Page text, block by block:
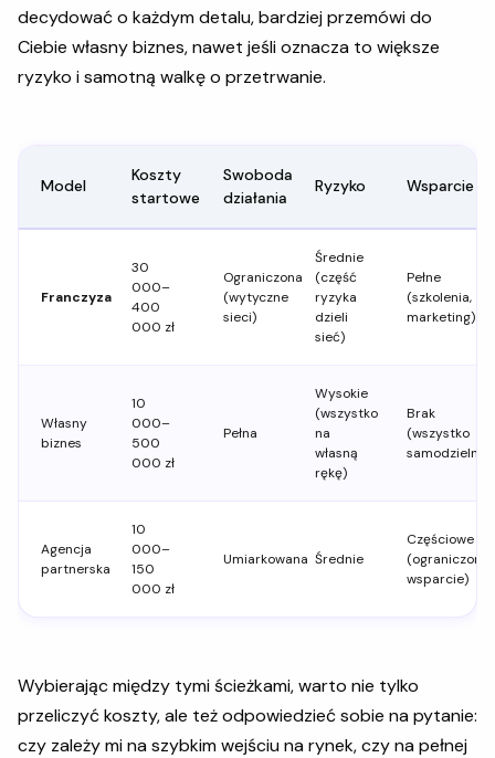
decydować o każdym detalu, bardziej przemówi do
Ciebie własny biznes, nawet jeśli oznacza to większe
ryzyko i samotną walkę o przetrwanie.
Model
Koszty
startowe
Swoboda
działania
Ryzyko Wsparcie
Franczyza
30
000–
400
000 zł
Ograniczona
(wytyczne
sieci)
Średnie
(część
ryzyka
dzieli
sieć)
Pełne
(szkolenia,
marketing)
Własny
biznes
10
000–
500
000 zł
Pełna
Wysokie
(wszystko
na
własną
rękę)
Brak
(wszystko
samodzielnie)
Agencja
partnerska
10
000–
150
000 zł
Umiarkowana Średnie
Częściowe
(ograniczone
wsparcie)
Wybierając między tymi ścieżkami, warto nie tylko
przeliczyć koszty, ale też odpowiedzieć sobie na pytanie:
czy zależy mi na szybkim wejściu na rynek, czy na pełnej